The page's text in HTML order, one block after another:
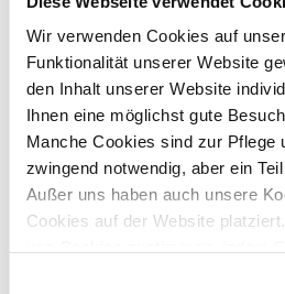
Wir verwenden Cookies auf
Funktionalität unserer Website
den Inhalt unserer Website
Ihnen eine möglichst gute
Manche Cookies sind zur Pflege
zwingend notwendig, aber ein
Außer uns haben auch unsere
Cookies auf der Website